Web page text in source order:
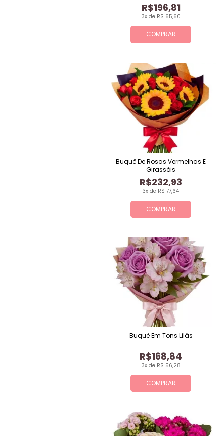
COMPRAR
3x de R$ 65,60
R$196,81
COMPRAR
3x de R$ 77,64
R$232,93
Buquê De Rosas Vermelhas E
Girassóis
COMPRAR
3x de R$ 56,28
R$168,84
Buquê Em Tons Lilás